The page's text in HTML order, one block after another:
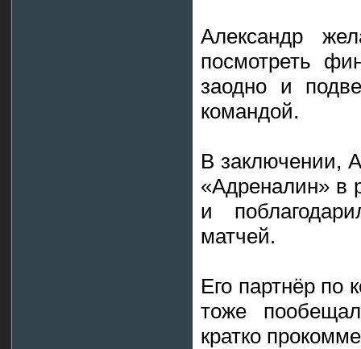
Александр
посмотреть
заодно и
командой.
В заключении,
«Адреналин» в
и
матчей.
Его партнёр по
тоже
кратко